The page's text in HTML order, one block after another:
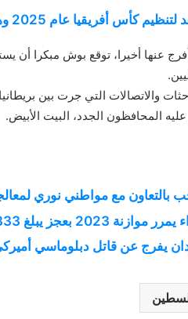
عام 2025 وهو مسلح بملف جاهز على جميع الأصعدة
عنها أخيرا، توقع بوش مبكرا
والاتصالات التي جرت بين بريطانيا
المحافظون الجدد، البيت الأبيض.
بالتعاون مع مواطني نوري
بعجز يبلغ 833 مليار جنيه
يفرج عن قاتل دبلوماسي